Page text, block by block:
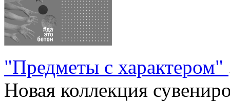
"Предметы с характером"
Новая коллекция